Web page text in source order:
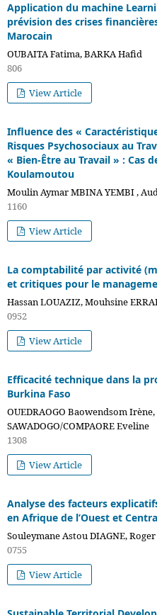
Application du machine
prévision des crises
Marocain
OUBAITA Fatima, BARKA Hafid
806
View Article
Influence des «
Risques Psychosociaux au
« Bien-Être au Travail » : Cas
Koulamoutou
Moulin Aymar MBINA YEMBI ,
1160
View Article
La comptabilité par activité
et critiques pour le
Hassan LOUAZIZ, Mouhsine
0952
View Article
Efficacité technique dans la
Burkina Faso
OUEDRAOGO Baowendsom
SAWADOGO/COMPAORE Eveline
1308
View Article
Analyse des facteurs
en Afrique de l’Ouest et
Souleymane Astou DIAGNE,
0755
View Article